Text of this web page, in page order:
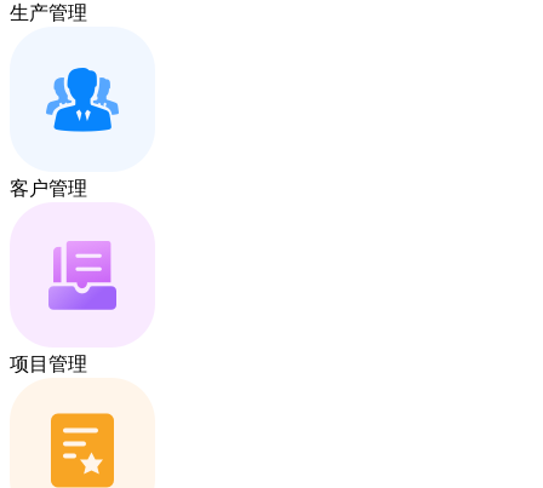
生产管理
客户管理
项目管理